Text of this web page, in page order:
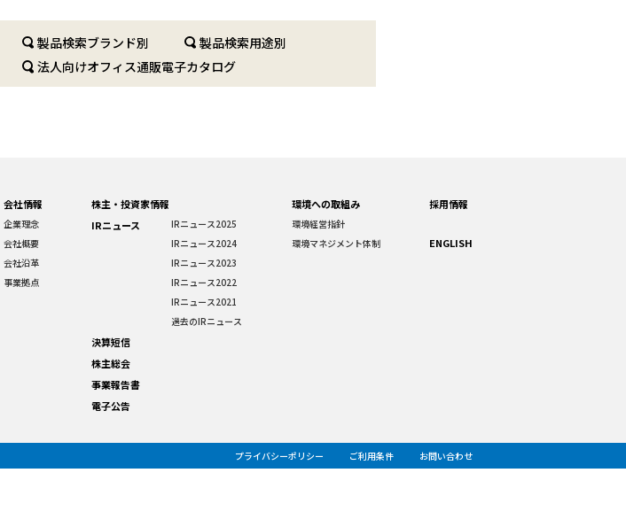
製品検索ブランド別
製品検索用途別
法人向けオフィス通販電子カタログ
会社情報
企業理念
会社概要
会社沿革
事業拠点
株主・投資家情報
IRニュース
IRニュース2025
IRニュース2024
IRニュース2023
IRニュース2022
IRニュース2021
過去のIRニュース
決算短信
株主総会
事業報告書
電子公告
環境への取組み
環境経営指針
環境マネジメント体制
採用情報
ENGLISH
プライバシーポリシー ご利用条件 お問い合わせ